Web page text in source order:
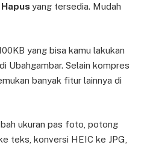
Hapus yang tersedia. Mudah
yang bisa kamu lakukan
Ubahgambar. Selain kompres
banyak fitur lainnya di
ukuran pas foto, potong
teks, konversi HEIC ke JPG,